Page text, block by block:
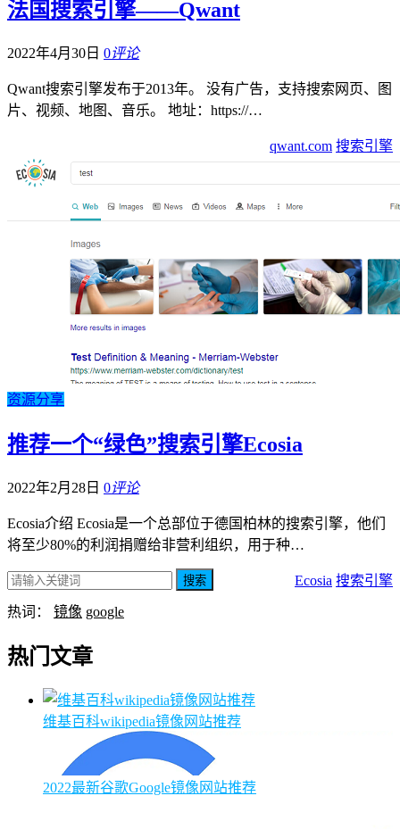
法国搜索引擎——Qwant
2022年4月30日 0评论
Qwant搜索引擎发布于2013年。 没有广告，支持搜索网页、图
片、视频、地图、音乐。 地址：https://…
qwant.com 搜索引擎
资源分享
推荐一个“绿色”搜索引擎Ecosia
2022年2月28日 0评论
Ecosia介绍 Ecosia是一个总部位于德国柏林的搜索引擎，他们
将至少80%的利润捐赠给非营利组织，用于种…
Ecosia 搜索引擎
搜索
热词： 镜像 google
热门文章
维基百科wikipedia镜像网站推荐
2022最新谷歌Google镜像网站推荐